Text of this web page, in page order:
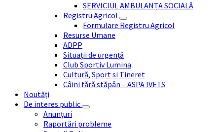
SERVICIUL AMBULANȚA SOCIALĂ
Registru Agricol
Formulare Registru Agricol
Resurse Umane
ADPP
Situații de urgență
Club Sportiv Lumina
Cultură, Sport si Tineret
Câini fără stăpân – ASPA IVETS
Noutăți
De interes public
Anunțuri
Raportări probleme